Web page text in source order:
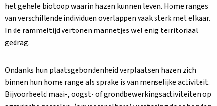
het gehele biotoop waarin hazen kunnen leven. Home ranges
van verschillende individuen overlappen vaak sterk met elkaar.
In de rammeltijd vertonen mannetjes wel enig territoriaal
gedrag.
Ondanks hun plaatsgebondenheid verplaatsen hazen zich
binnen hun home range als sprake is van menselijke activiteit.
Bijvoorbeeld maai-, oogst- of grondbewerkingsactiviteiten op